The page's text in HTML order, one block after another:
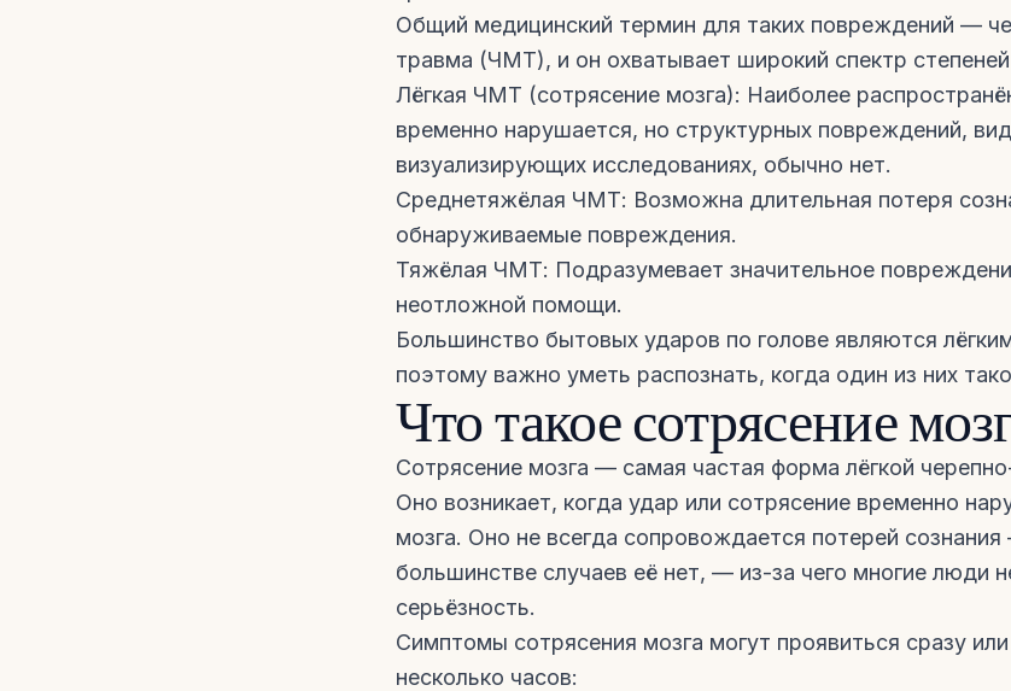
Общий медицинский термин для таких повреждений —
травма (ЧМТ), и он охватывает широкий спектр
Лёгкая ЧМТ (сотрясение мозга): Наиболее
временно нарушается, но структурных повреждений,
визуализирующих исследованиях, обычно нет.
Среднетяжёлая ЧМТ: Возможна длительная потеря
обнаруживаемые повреждения.
Тяжёлая ЧМТ: Подразумевает значительное
неотложной помощи.
Большинство бытовых ударов по голове являются
поэтому важно уметь распознать, когда один из них
Что такое сотрясение
Сотрясение мозга — самая частая форма лёгкой
Оно возникает, когда удар или сотрясение временно
мозга. Оно не всегда сопровождается потерей
большинстве случаев её нет, — из-за чего многие люди
серьёзность.
Симптомы сотрясения мозга могут проявиться сразу
несколько часов: